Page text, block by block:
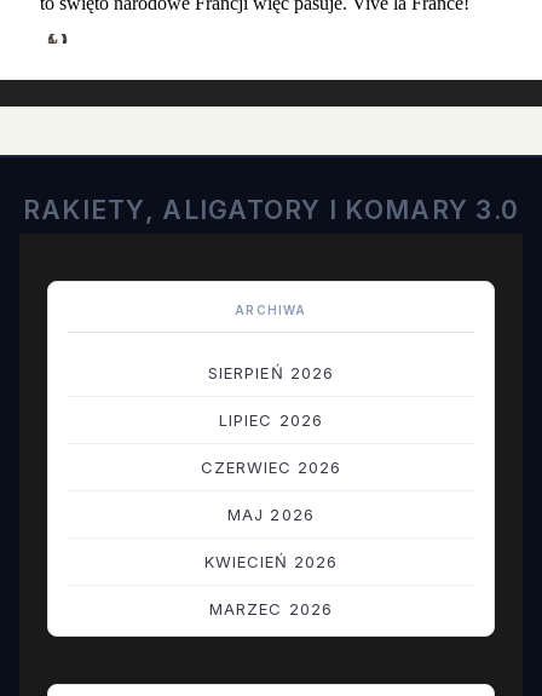
RAKIETY, ALIGATORY I KOMARY 3.0
ARCHIWA
SIERPIEŃ 2026
LIPIEC 2026
CZERWIEC 2026
MAJ 2026
KWIECIEŃ 2026
MARZEC 2026